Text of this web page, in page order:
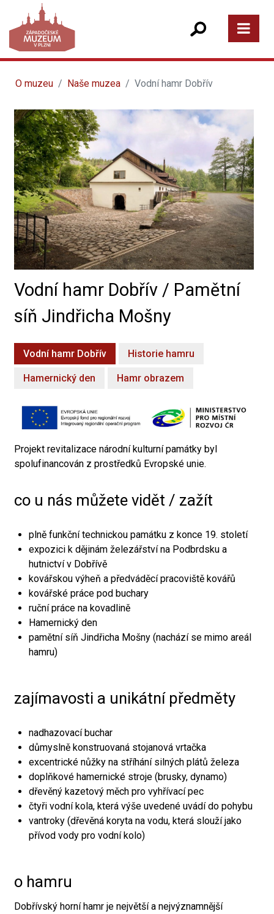
O muzeu Naše muzea Vodní hamr Dobřív
Vodní hamr Dobřív / Pamětní
síň Jindřicha Mošny
Vodní hamr Dobřív Historie hamru
Hamernický den Hamr obrazem
Projekt revitalizace národní kulturní památky byl
spolufinancován z prostředků Evropské unie.
co u nás můžete vidět / zažít
plně funkční technickou památku z konce 19. století
expozici k dějinám železářství na Podbrdsku a
hutnictví v Dobřívě
kovářskou výheň a předváděcí pracoviště kovářů
kovářské práce pod buchary
ruční práce na kovadlině
Hamernický den
pamětní síň Jindřicha Mošny (nachází se mimo areál
hamru)
zajímavosti a unikátní předměty
nadhazovací buchar
důmyslně konstruovaná stojanová vrtačka
excentrické nůžky na stříhání silných plátů železa
doplňkové hamernické stroje (brusky, dynamo)
dřevěný kazetový měch pro vyhřívací pec
čtyři vodní kola, která výše uvedené uvádí do pohybu
vantroky (dřevěná koryta na vodu, která slouží jako
přívod vody pro vodní kolo)
o hamru
Dobřívský horní hamr je největší a nejvýznamnější